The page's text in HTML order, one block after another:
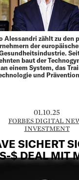
Alessandri zählt zu den
der
baut der
an einem System, das
und
01.10.25
FORBES DIGITAL
INVESTMENT
SICHERT
$ DEAL MIT